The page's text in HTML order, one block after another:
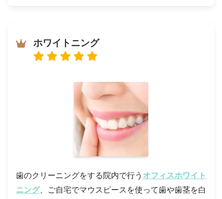
ホワイトニング
歯のクリーニングをする院内で行う オフィスホワイト
ニング、ご自宅でマウスピースを使って歯や歯茎を白